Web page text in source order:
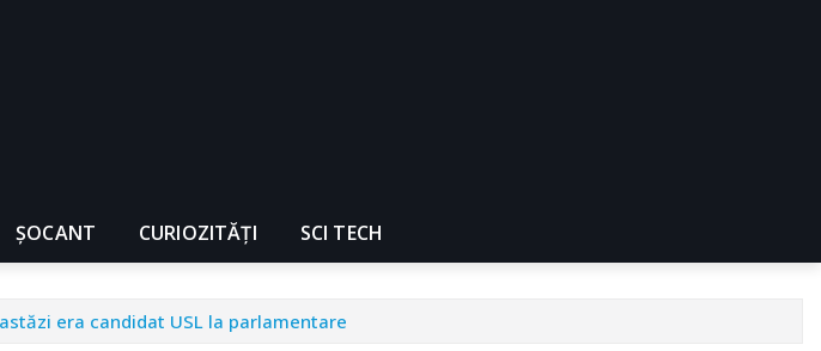
ȘOCANT CURIOZITĂȚI SCI TECH
era candidat USL la parlamentare